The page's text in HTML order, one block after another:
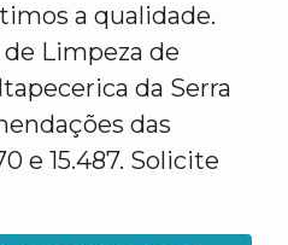
a qualidade.
Limpeza de
da Serra
das
e 15.487. Solicite